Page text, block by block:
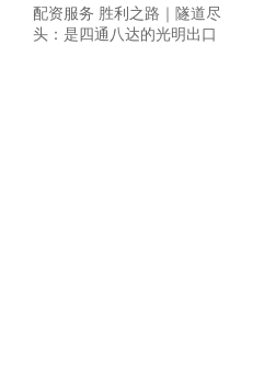
配资服务 胜利之路｜隧道尽
头：是四通八达的光明出口